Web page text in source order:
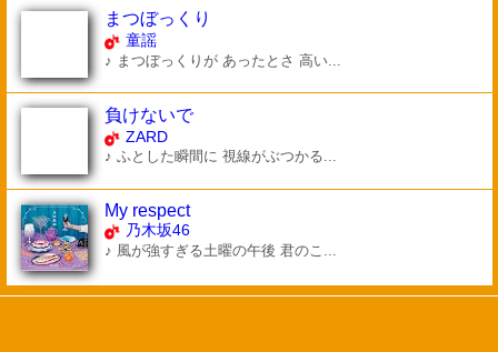
まつぼっくり
童謡
♪ まつぼっくりが あったとさ 高い...
負けないで
ZARD
♪ ふとした瞬間に 視線がぶつかる...
My respect
乃木坂46
♪ 風が強すぎる土曜の午後 君のこ...